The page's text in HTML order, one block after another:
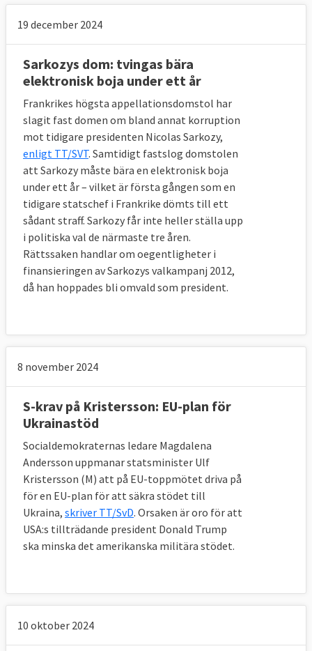
19 december 2024
Sarkozys dom: tvingas bära
elektronisk boja under ett år
Frankrikes högsta appellationsdomstol har
slagit fast domen om bland annat korruption
mot tidigare presidenten Nicolas Sarkozy,
enligt TT/SVT. Samtidigt fastslog domstolen
att Sarkozy måste bära en elektronisk boja
under ett år – vilket är första gången som en
tidigare statschef i Frankrike dömts till ett
sådant straff. Sarkozy får inte heller ställa upp
i politiska val de närmaste tre åren.
Rättssaken handlar om oegentligheter i
finansieringen av Sarkozys valkampanj 2012,
då han hoppades bli omvald som president.
8 november 2024
S-krav på Kristersson: EU-plan för
Ukrainastöd
Socialdemokraternas ledare Magdalena
Andersson uppmanar statsminister Ulf
Kristersson (M) att på EU-toppmötet driva på
för en EU-plan för att säkra stödet till
Ukraina, skriver TT/SvD. Orsaken är oro för att
USA:s tillträdande president Donald Trump
ska minska det amerikanska militära stödet.
10 oktober 2024